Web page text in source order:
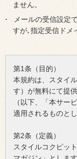
ません。
メールの受信設定
すが､指定受信ドメ
第1条（目的）
本規約は、スタイ
す）が無料にて提
（以下、「本サー
適用されるものとし
第2条（定義）
スタイルコクピッ